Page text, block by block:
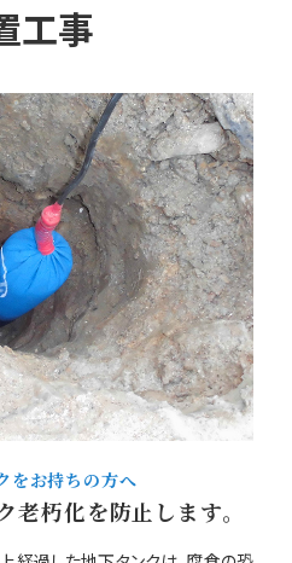
工事
をお持ちの方へ
朽化を防止します。